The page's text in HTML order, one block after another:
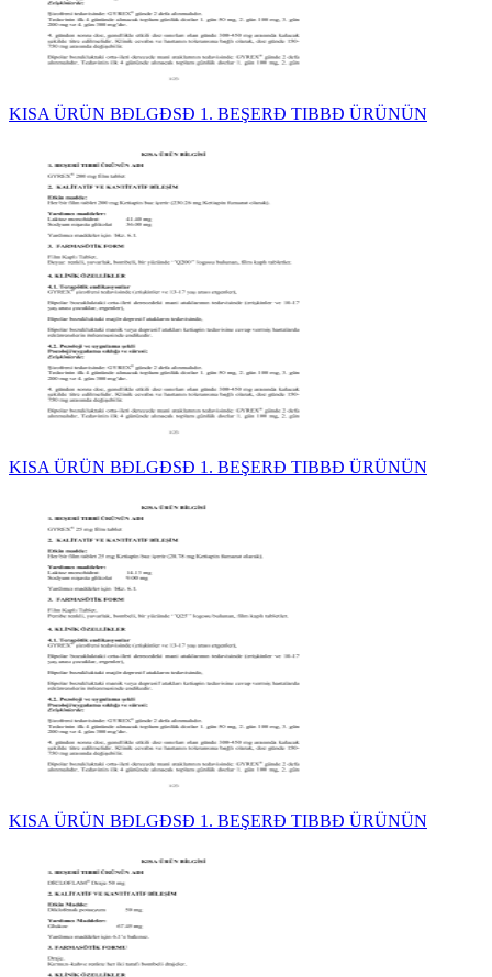
KISA ÜRÜN BĐLGĐSĐ 1. BEŞERĐ TIBBĐ ÜRÜNÜN
KISA ÜRÜN BĐLGĐSĐ 1. BEŞERĐ TIBBĐ ÜRÜNÜN
KISA ÜRÜN BĐLGĐSĐ 1. BEŞERĐ TIBBĐ ÜRÜNÜN